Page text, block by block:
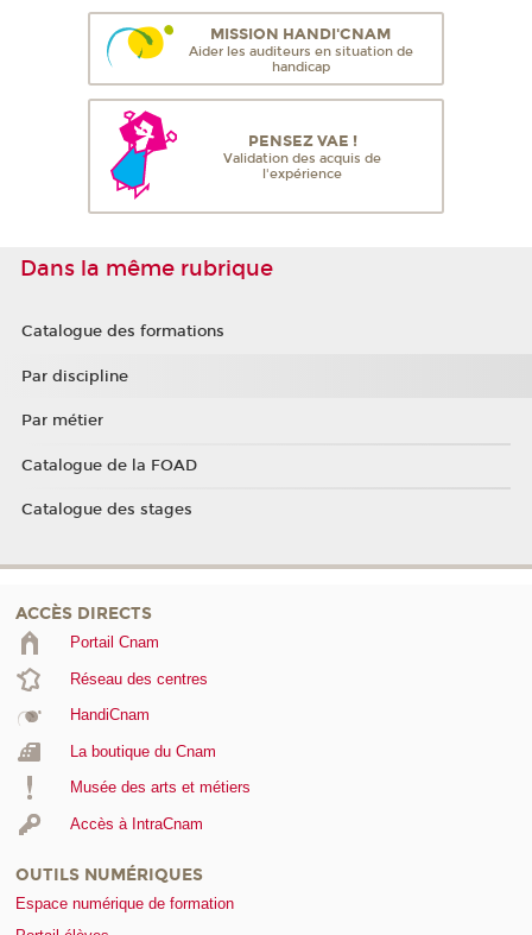
MISSION HANDI'CNAM
Aider les auditeurs en situation de
handicap
PENSEZ VAE !
Validation des acquis de
l'expérience
Dans la même rubrique
Catalogue des formations
Par discipline
Par métier
Catalogue de la FOAD
Catalogue des stages
ACCÈS DIRECTS
Portail Cnam
Réseau des centres
HandiCnam
La boutique du Cnam
Musée des arts et métiers
Accès à IntraCnam
OUTILS NUMÉRIQUES
Espace numérique de formation